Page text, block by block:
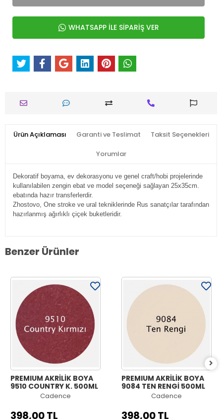
WHATSAPP İLE SİPARİŞ VER
Ürün Açıklaması Garanti ve Teslimat Taksit Seçenekleri
Yorumlar
Dekoratif boyama, ev dekorasyonu ve genel craft/hobi projelerinde
kullanılabilen zengin ebat ve model seçeneği sağlayan 25x35cm.
ebatında hazır transferlerdir.
Zhostovo, One stroke ve ural tekniklerinde Rus sanatçılar tarafından
hazırlanmış ağırlıklı çiçek buketleridir.
Benzer Ürünler
PREMIUM AKRİLİK BOYA
9510 COUNTRY K. 500ML
Cadence
398,00 TL
PREMIUM AKRİLİK BOYA
9084 TEN RENGİ 500ML
Cadence
398,00 TL